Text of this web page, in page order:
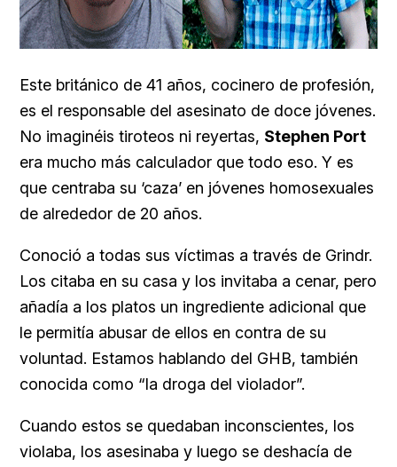
Este británico de 41 años, cocinero de profesión,
es el responsable del asesinato de doce jóvenes.
No imaginéis tiroteos ni reyertas, Stephen Port
era mucho más calculador que todo eso. Y es
que centraba su ‘caza’ en jóvenes homosexuales
de alrededor de 20 años.
Conoció a todas sus víctimas a través de Grindr.
Los citaba en su casa y los invitaba a cenar, pero
añadía a los platos un ingrediente adicional que
le permitía abusar de ellos en contra de su
voluntad. Estamos hablando del GHB, también
conocida como “la droga del violador”.
Cuando estos se quedaban inconscientes, los
violaba, los asesinaba y luego se deshacía de